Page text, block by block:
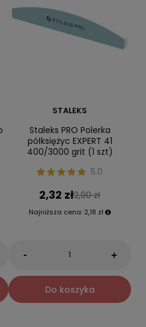
STALEKS
Staleks PRO Polerka
półksiężyc EXPERT 41
400/3000 grit (1 szt)
5.0
2,32 zł2,90 zł
Najniższa cena: 2,18 zł
- +
Do koszyka